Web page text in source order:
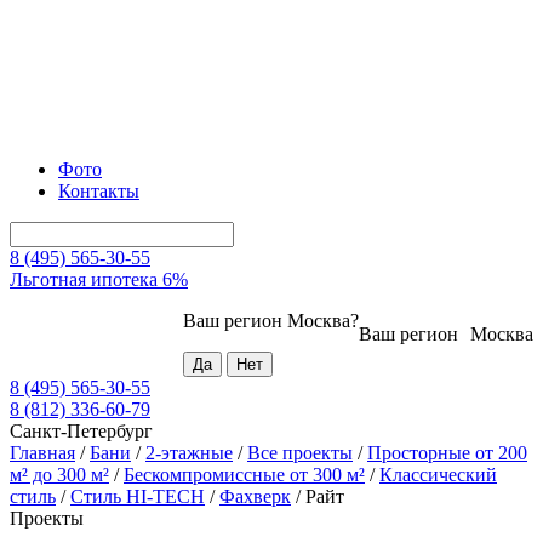
Фото
Контакты
8 (495) 565-30-55
Льготная ипотека 6%
Москва
Ваш регион
Ваш регион Москва?
8 (495) 565-30-55
8 (812) 336-60-79
Санкт-Петербург
Главная /Бани / 2-этажные /Все проекты /Просторные от 200
м² до 300 м² /Бескомпромиссные от 300 м² /Классический
стиль /Стиль HI-TECH /Фахверк /Райт
Проекты